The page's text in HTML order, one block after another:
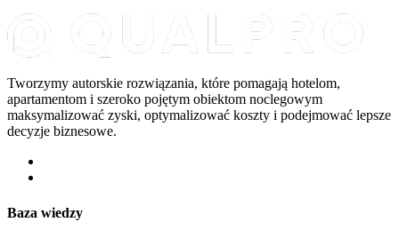
Tworzymy autorskie rozwiązania, które pomagają hotelom,
apartamentom i szeroko pojętym obiektom noclegowym
maksymalizować zyski, optymalizować koszty i podejmować lepsze
decyzje biznesowe.
Baza wiedzy